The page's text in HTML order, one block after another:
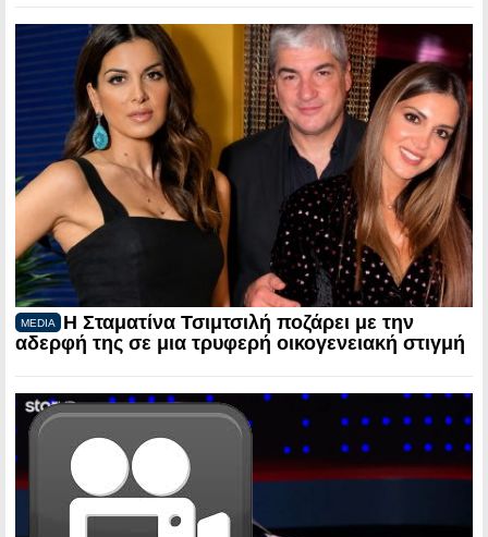
MEDIA
Η Σταματίνα Τσιμτσιλή ποζάρει με την
αδερφή της σε μια τρυφερή οικογενειακή στιγμή